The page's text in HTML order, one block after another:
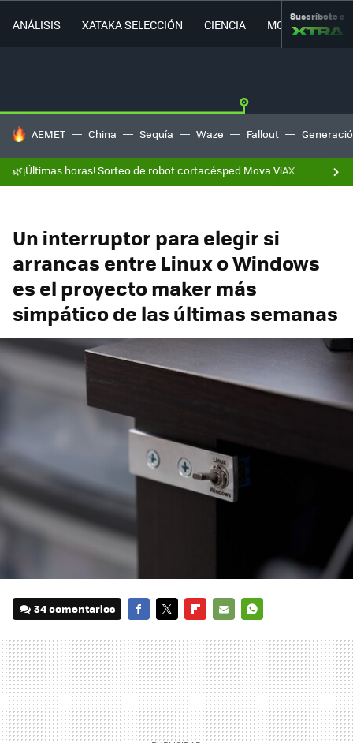
ANÁLISIS XATAKA SELECCIÓN CIENCIA MOVILIDAD
Suscríbete a
HOY SE HABLA DE
AEMET China Sequía Waze Fallout
🌿¡Últimas horas! Sorteo de robot cortacésped Mova ViAX
Un interruptor para elegir si
arrancas entre Linux o Windows
es el proyecto maker más
simpático de las últimas semanas
34 comentarios
MAIL